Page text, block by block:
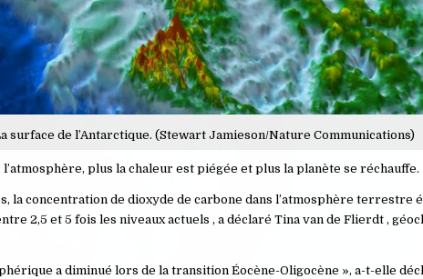
surface de l’Antarctique. (Stewart Jamieson/Nature Communications)
plus la chaleur est piégée et plus la planète se réchauffe.
la concentration de dioxyde de carbone dans l’atmosphère terrestre
2,5 et 5 fois les niveaux actuels , a déclaré Tina van de Flierdt ,
a diminué lors de la transition Éocène-Oligocène », a-t-elle